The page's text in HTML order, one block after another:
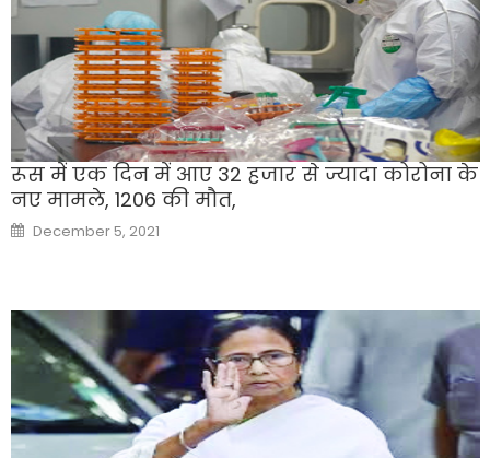
रूस में एक दिन में आए 32 हजार से ज्यादा कोरोना के
नए मामले, 1206 की मौत,
Posted
on
December 5, 2021